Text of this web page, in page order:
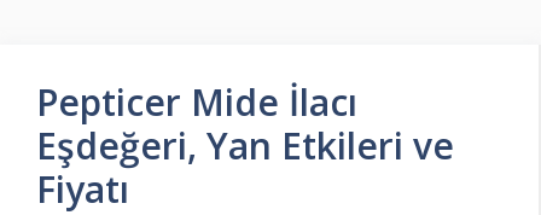
Pepticer Mide İlacı
Eşdeğeri, Yan Etkileri ve
Fiyatı